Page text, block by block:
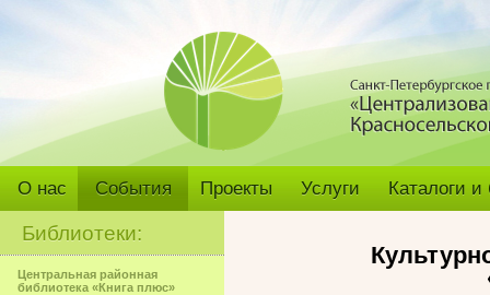
О нас События Проекты Услуги Каталоги
Библиотеки:
Центральная районная
библиотека «Книга плюс»